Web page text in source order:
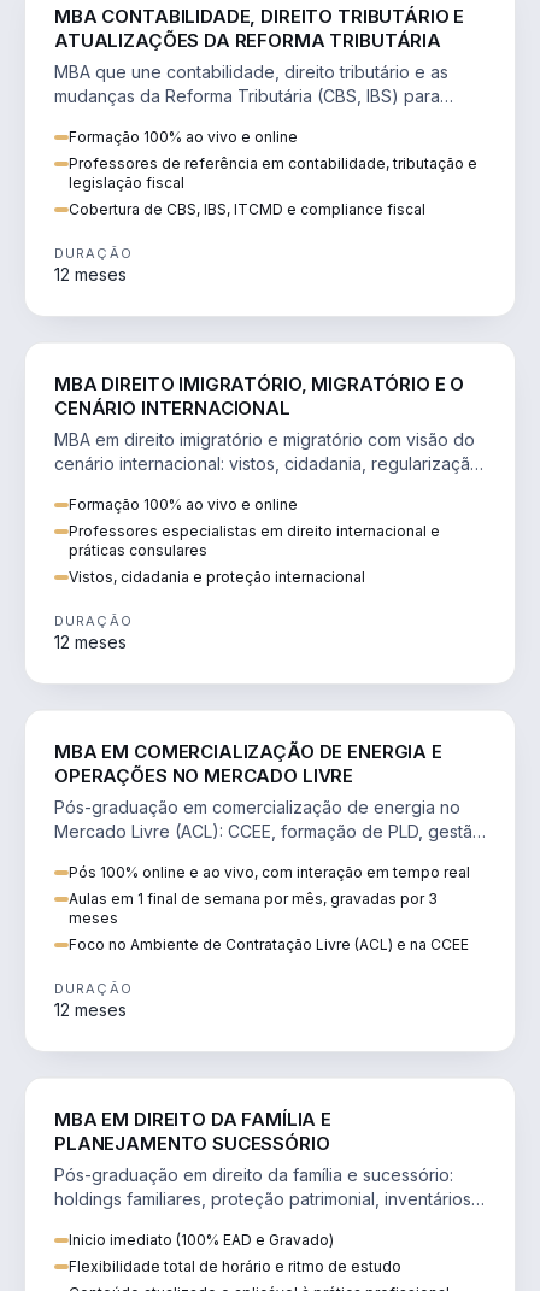
MBA CONTABILIDADE, DIREITO TRIBUTÁRIO E
ATUALIZAÇÕES DA REFORMA TRIBUTÁRIA
MBA que une contabilidade, direito tributário e as
mudanças da Reforma Tributária (CBS, IBS) para
Formação 100% ao vivo e online
Professores de referência em contabilidade, tributação e
legislação fiscal
Cobertura de CBS, IBS, ITCMD e compliance fiscal
DURAÇÃO
12 meses
MBA DIREITO IMIGRATÓRIO, MIGRATÓRIO E O
CENÁRIO INTERNACIONAL
MBA em direito imigratório e migratório com visão do
cenário internacional: vistos, cidadania, regularização
Formação 100% ao vivo e online
Professores especialistas em direito internacional e
práticas consulares
Vistos, cidadania e proteção internacional
DURAÇÃO
12 meses
MBA EM COMERCIALIZAÇÃO DE ENERGIA E
OPERAÇÕES NO MERCADO LIVRE
Pós-graduação em comercialização de energia no
Mercado Livre (ACL): CCEE, formação de PLD, gestão
Pós 100% online e ao vivo, com interação em tempo real
Aulas em 1 final de semana por mês, gravadas por 3
meses
Foco no Ambiente de Contratação Livre (ACL) e na CCEE
DURAÇÃO
12 meses
MBA EM DIREITO DA FAMÍLIA E
PLANEJAMENTO SUCESSÓRIO
Pós-graduação em direito da família e sucessório:
holdings familiares, proteção patrimonial, inventários
Inicio imediato (100% EAD e Gravado)
Flexibilidade total de horário e ritmo de estudo